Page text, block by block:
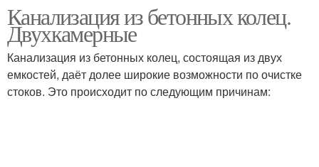
Канализация из бетонных колец.
Двухкамерные
Канализация из бетонных колец, состоящая из двух
емкостей, даёт долее широкие возможности по очистке
стоков. Это происходит по следующим причинам: